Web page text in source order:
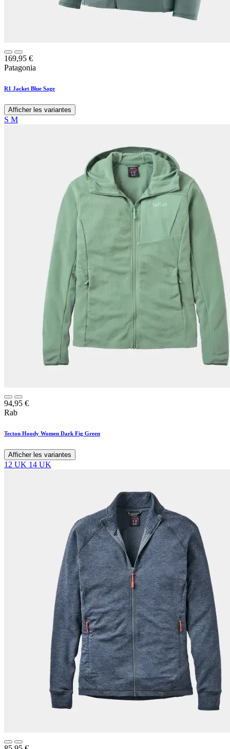
169,95 €
Patagonia
R1 Jacket Blue Sage
Afficher les variantes
S M
94,95 €
Rab
Tecton Hoody Women Dark Fig Green
Afficher les variantes
12 UK 14 UK